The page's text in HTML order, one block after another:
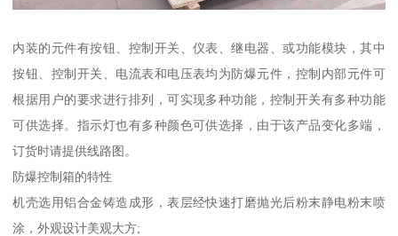
内装的元件有按钮、控制开关、仪表、继电器、或功能模块，其中
按钮、控制开关、电流表和电压表均为防爆元件，控制内部元件可
根据用户的要求进行排列，可实现多种功能，控制开关有多种功能
可供选择。指示灯也有多种颜色可供选择，由于该产品变化多端，
订货时请提供线路图。
防爆控制箱的特性
机壳选用铝合金铸造成形，表层经快速打磨抛光后粉末静电粉末喷
涂，外观设计美观大方;